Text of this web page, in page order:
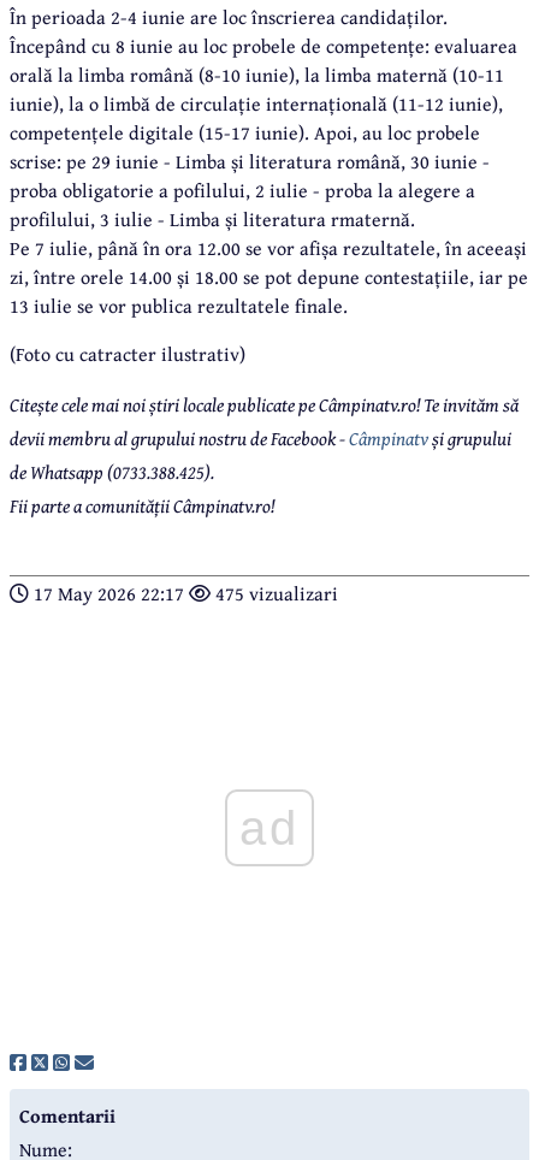
În perioada 2-4 iunie are loc înscrierea candidaților.
Începând cu 8 iunie au loc probele de competențe: evaluarea
orală la limba română (8-10 iunie), la limba maternă (10-11
iunie), la o limbă de circulație internațională (11-12 iunie),
competențele digitale (15-17 iunie). Apoi, au loc probele
scrise: pe 29 iunie - Limba și literatura română, 30 iunie -
proba obligatorie a pofilului, 2 iulie - proba la alegere a
profilului, 3 iulie - Limba și literatura rmaternă.
Pe 7 iulie, până în ora 12.00 se vor afișa rezultatele, în aceeași
zi, între orele 14.00 și 18.00 se pot depune contestațiile, iar pe
13 iulie se vor publica rezultatele finale.
(Foto cu catracter ilustrativ)
Citește cele mai noi știri locale publicate pe Câmpinatv.ro! Te invităm să
devii membru al grupului nostru de Facebook -Câmpinatvși grupului
de Whatsapp (0733.388.425).
Fii parte a comunității Câmpinatv.ro!
17 May 2026 22:17 475 vizualizari
ad
Comentarii
Nume: